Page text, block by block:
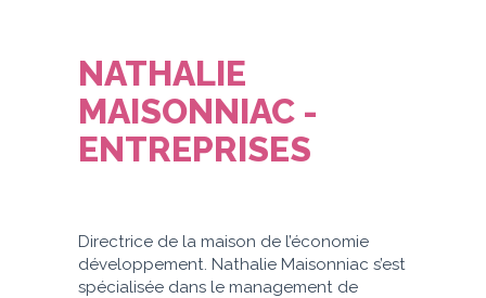
NATHALIE
MAISONNIAC -
ENTREPRISES
Directrice de la maison de l’économie
développement. Nathalie Maisonniac s’est
spécialisée dans le management de